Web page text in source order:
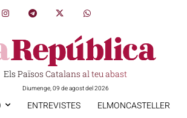
Els Països Catalans al teu abast
Diumenge, 09 de agost del 2026
ENTREVISTES ELMONCASTELLER